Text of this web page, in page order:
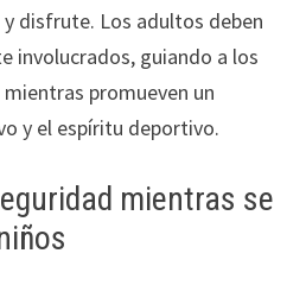
disfrute. Los adultos deben
involucrados, guiando a los
promueven un
y el espíritu deportivo.
mientras se